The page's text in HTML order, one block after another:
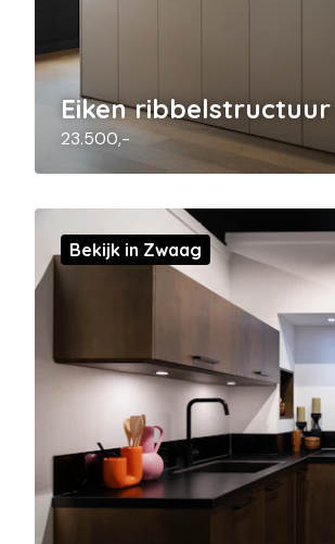
Eiken
23.500,-
Bekijk in Zwaag